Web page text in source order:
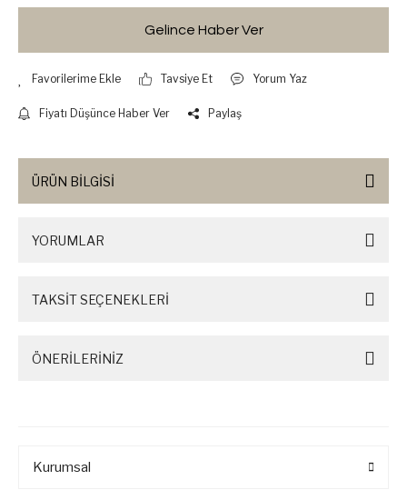
Gelince Haber Ver
Tavsiye Et Yorum Yaz
Fiyatı Düşünce Haber Ver Paylaş
ÜRÜN BİLGİSİ
YORUMLAR
TAKSİT SEÇENEKLERİ
ÖNERİLERİNİZ
Kurumsal